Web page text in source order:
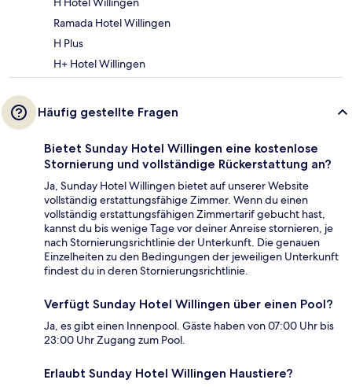
Ramada Hotel Willingen
H Plus
H+ Hotel Willingen
Häufig gestellte Fragen
Bietet Sunday Hotel Willingen eine kostenlose
Stornierung und vollständige Rückerstattung an?
Ja, Sunday Hotel Willingen bietet auf unserer Website
vollständig erstattungsfähige Zimmer. Wenn du einen
vollständig erstattungsfähigen Zimmertarif gebucht hast,
kannst du bis wenige Tage vor deiner Anreise stornieren, je
nach Stornierungsrichtlinie der Unterkunft. Die genauen
Einzelheiten zu den Bedingungen der jeweiligen Unterkunft
findest du in deren Stornierungsrichtlinie.
Verfügt Sunday Hotel Willingen über einen Pool?
Ja, es gibt einen Innenpool. Gäste haben von 07:00 Uhr bis
23:00 Uhr Zugang zum Pool.
Erlaubt Sunday Hotel Willingen Haustiere?